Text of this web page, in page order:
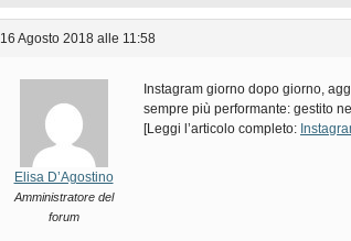
16 Agosto 2018 alle 11:58
Elisa D’Agostino
Amministratore del
forum
Instagram giorno dopo giorno,
sempre più performante: gestito
[Leggi l’articolo completo: